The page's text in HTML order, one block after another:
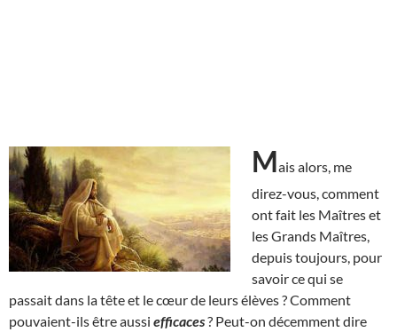
Mais alors, me
direz-vous, comment
ont fait les Maîtres et
les Grands Maîtres,
depuis toujours, pour
savoir ce qui se
passait dans la tête et le cœur de leurs élèves ? Comment
pouvaient-ils être aussi efficaces? Peut-on décemment dire